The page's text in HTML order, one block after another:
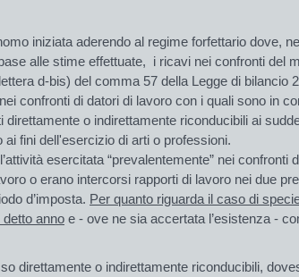
iniziata aderendo al regime forfettario dove,
alle stime effettuate, i ricavi nei confronti del
d-bis) del comma 57 della Legge di bilancio
confronti di datori di lavoro con i quali sono in
o indirettamente riconducibili ai
fini dell'esercizio di arti o professioni.
esercitata “prevalentemente” nei confronti
o erano intercorsi rapporti di lavoro nei due
d’imposta. Per quanto riguarda il caso di
anno e - ove ne sia accertata l’esistenza -
direttamente o indirettamente riconducibili,